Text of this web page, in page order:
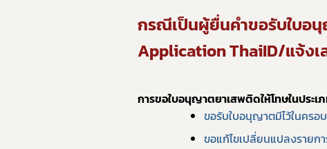
กรณีเป็นผู้ยื่นคำขอรับใบอ
Application ThaiID/แจ้ง
การขอใบอนุญาตยาเสพติดให้โทษในประเ
ขอรับใบอนุญาตมีไว้ในครอ
ขอแก้ไขเปลี่ยนแปลงรายก